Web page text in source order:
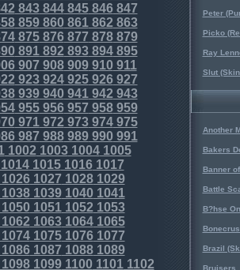
843844845846847
859860861862 863
875876877 878879
891892 893894895
907 908909910911
923924925926927
939940941942 943
955956957 958959
971972 973974975
987 988989990991
1002 100310041005
101510161017
1027 10281029
1038103910401041
10511052 1053
106310641065
107510761077
1087 10881089
10981099110011011102
Peter
Picko
Ray
Slut
Another
Bakers
Banner
Battle
B?hse
Brazil
Bruisers